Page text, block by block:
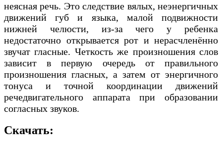
неясная речь. Это следствие вялых, неэнергичных
движений губ и языка, малой подвижности
нижней челюсти, из-за чего у ребенка
недостаточно открывается рот и нерасчленённо
звучат гласные. Четкость же произношения слов
зависит в первую очередь от правильного
произношения гласных, а затем от энергичного
тонуса и точной координации движений
речедвигательного аппарата при образовании
согласных звуков.
Скачать: